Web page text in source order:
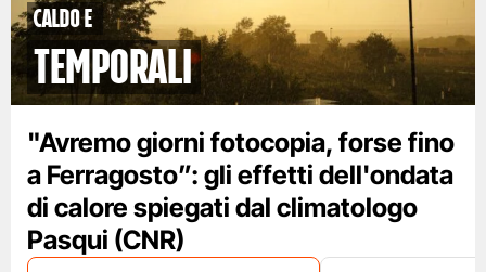
caldo e
temporali
"Avremo giorni fotocopia, forse fino
a Ferragosto”: gli effetti dell'ondata
di calore spiegati dal climatologo
Pasqui (CNR)